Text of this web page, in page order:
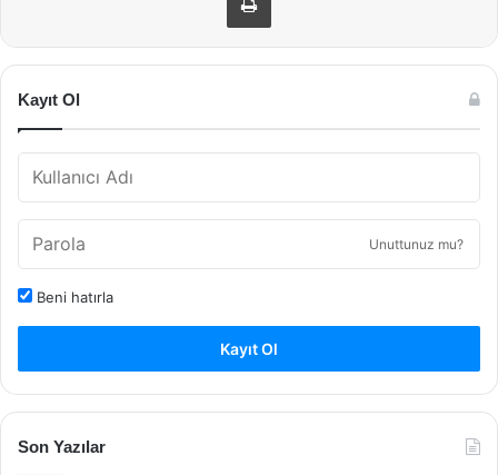
Kayıt Ol
Unuttunuz mu?
Beni hatırla
Kayıt Ol
Son Yazılar